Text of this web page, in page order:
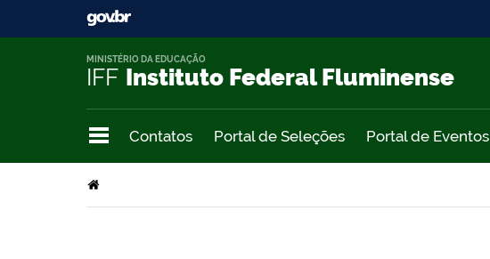
IFF Instituto Federal Fluminense
MINISTÉRIO DA EDUCAÇÃO
Contatos Portal de Seleções Portal de Eventos